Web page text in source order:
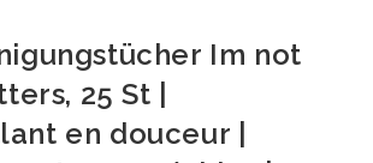
Im not
25 St |
en douceur |